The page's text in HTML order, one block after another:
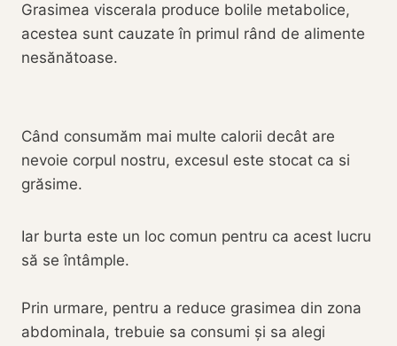
Grasimea viscerala produce bolile metabolice,
acestea sunt cauzate în primul rând de alimente
nesănătoase.
Când consumăm mai multe calorii decât are
nevoie corpul nostru, excesul este stocat ca si
grăsime.
Iar burta este un loc comun pentru ca acest lucru
să se întâmple.
Prin urmare, pentru a reduce grasimea din zona
abdominala, trebuie sa consumi și sa alegi